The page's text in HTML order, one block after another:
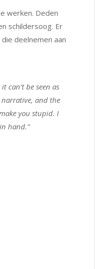
werken. Deden
schildersoog. Er
deelnemen aan
can’t be seen as
narrative, and the
you stupid. I
hand.”